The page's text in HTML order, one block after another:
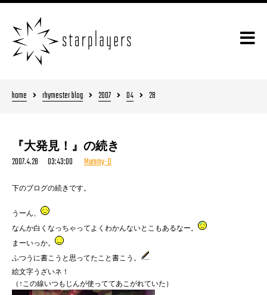
home rhymester blog 2007 04 28
『大発見！』の続き
2007.4.28 03:43:00 Mummy-D
下のブログの続きです。
うーん、
なんか白くなっちゃってよくわかんないとこもあるなー。
まーいっか。
ふつうに書こうと思ってたこと書こう。
絵文字うざいネ！
（↑この線いつもじんが使っててあこがれていた）